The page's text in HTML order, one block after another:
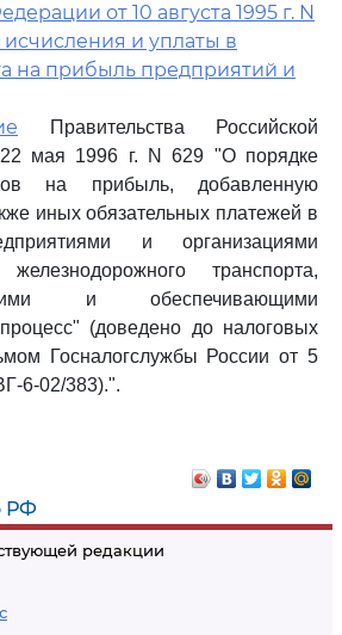
РФ
редакции
от 10 августа 1995 г. N
и уплаты в
на прибыль предприятий и
Правительства Российской
мая 1996 г. N 629 "О порядке
на прибыль, добавленную
иных обязательных платежей в
и организациями
транспорта,
и обеспечивающими
(доведено до налоговых
Госналогслужбы России от 5
6-02/383).".